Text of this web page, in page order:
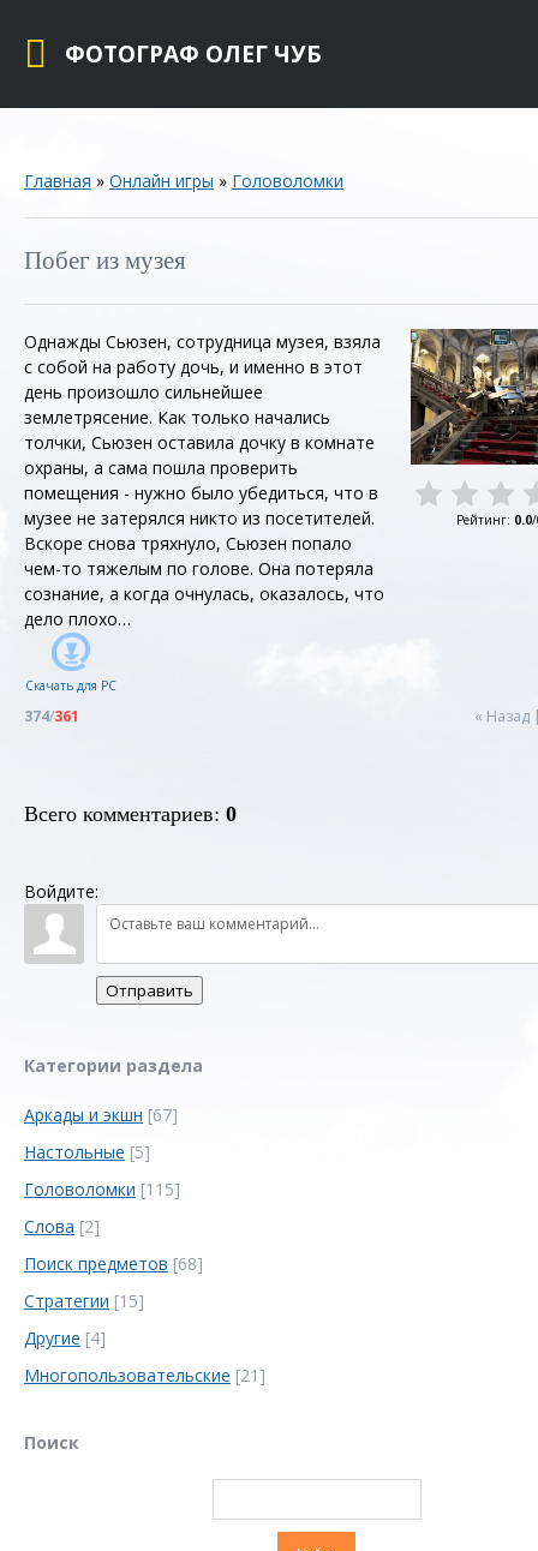
ФОТОГРАФ ОЛЕГ ЧУБ
Главная » Онлайн игры » Головоломки
Побег из музея
Однажды Сьюзен, сотрудница музея, взяла
с собой на работу дочь, и именно в этот
день произошло сильнейшее
землетрясение. Как только начались
толчки, Сьюзен оставила дочку в комнате
охраны, а сама пошла проверить
помещения - нужно было убедиться, что в
музее не затерялся никто из посетителей.
Вскоре снова тряхнуло, Сьюзен попало
чем-то тяжелым по голове. Она потеряла
сознание, а когда очнулась, оказалось, что
дело плохо…
Скачать для PC
Рейтинг: 0.0/
« Назад
374/361
Всего комментариев: 0
Войдите:
Отправить
Категории раздела
Аркады и экшн [67]
Настольные [5]
Головоломки [115]
Слова [2]
Поиск предметов [68]
Стратегии [15]
Другие [4]
Многопользовательские [21]
Поиск